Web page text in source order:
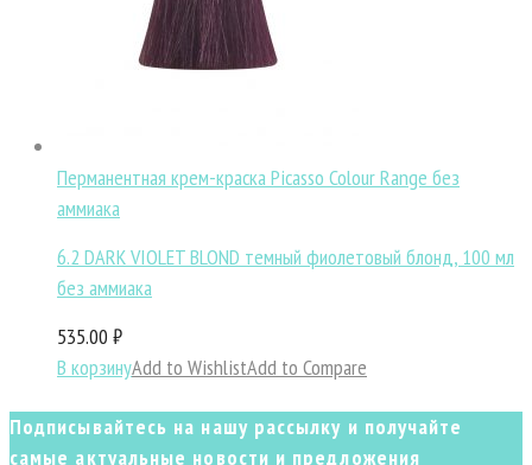
Перманентная крем-краска Picasso Colour Range без
аммиака
6.2 DARK VIOLET BLOND темный фиолетовый блонд, 100 мл
без аммиака
535.00 ₽
В корзинуAdd to WishlistAdd to Compare
Подписывайтесь на нашу рассылку и получайте
самые актуальные новости и предложения